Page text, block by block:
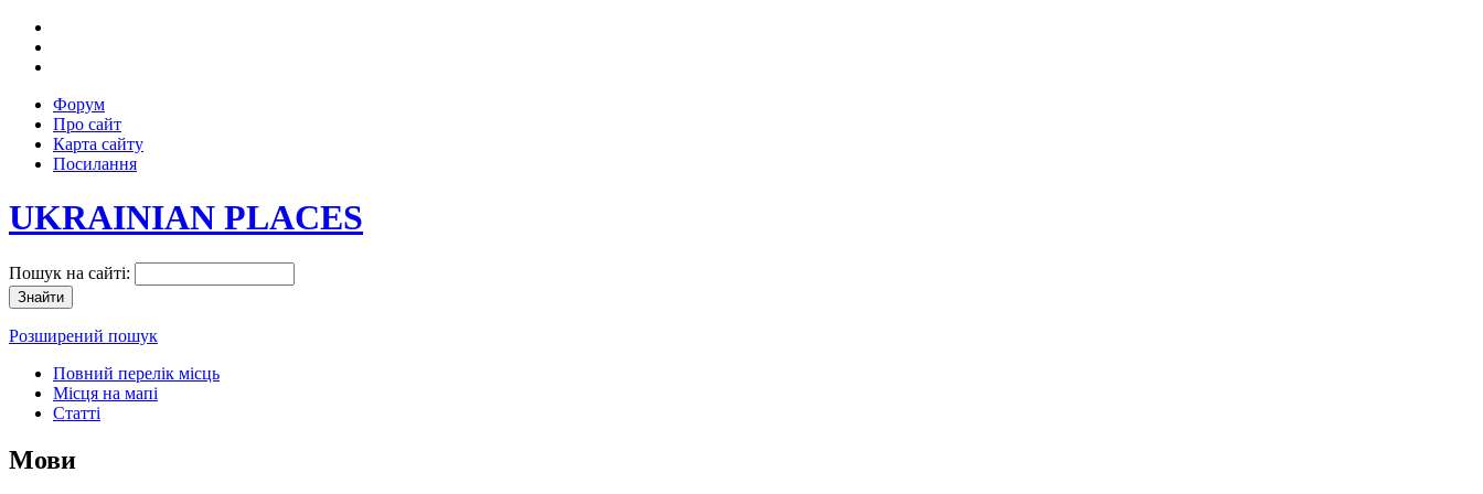
Форум
Про сайт
Карта сайту
Посилання
UKRAINIAN PLACES
Пошук на сайті:
Розширений пошук
Повний перелік місць
Місця на мапі
Статті
Мови